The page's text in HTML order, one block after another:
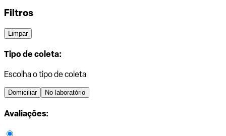
Filtros
Limpar
Tipo de coleta:
Escolha o tipo de coleta
Domiciliar No laboratório
Avaliações: